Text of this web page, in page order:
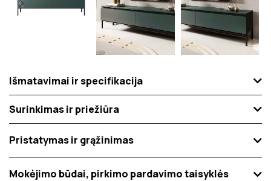
Išmatavimai ir specifikacija
Surinkimas ir priežiūra
Pristatymas ir grąžinimas
Mokėjimo būdai, pirkimo pardavimo taisyklės